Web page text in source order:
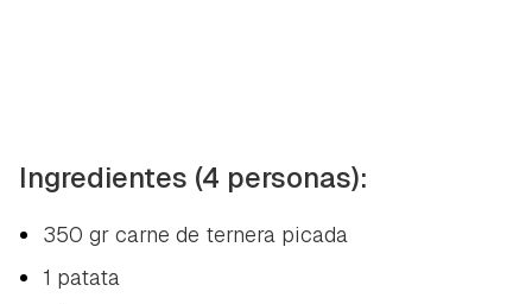
Ingredientes (4 personas):
350 gr carne de ternera picada
1 patata